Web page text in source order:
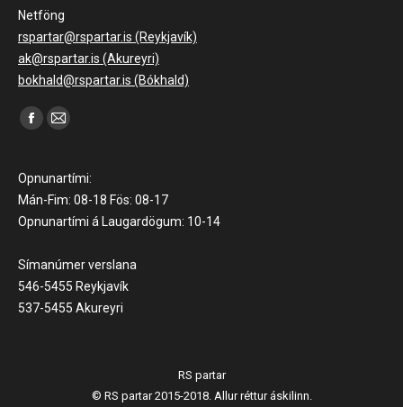
Netföng
rspartar@rspartar.is (Reykjavík)
ak@rspartar.is (Akureyri)
bokhald@rspartar.is (Bókhald)
Find us on:
Facebook
opens
in
new
Mail
opens
in
new
Opnunartími:
Mán-Fim: 08-18 Fös: 08-17
Opnunartími á Laugardögum: 10-14
Símanúmer verslana
546-5455 Reykjavík
537-5455 Akureyri
RS partar
© RS partar 2015-2018. Allur réttur áskilinn.